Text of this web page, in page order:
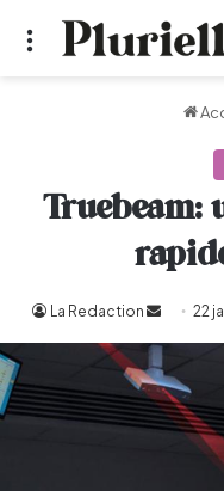
Menu
Truebeam:
La Redaction
Envoyer
un
courriel
22